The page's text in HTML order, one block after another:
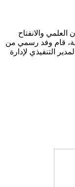
والانفتاح
قام وفد رسمي من
التنفيذي لإدارة